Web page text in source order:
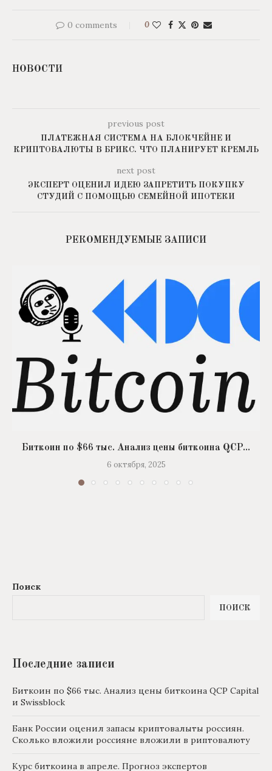
0 comments 0
НОВОСТИ
previous post
ПЛАТЕЖНАЯ СИСТЕМА НА БЛОКЧЕЙНЕ И
КРИПТОВАЛЮТЫ В БРИКС. ЧТО ПЛАНИРУЕТ КРЕМЛЬ
next post
ЭКСПЕРТ ОЦЕНИЛ ИДЕЮ ЗАПРЕТИТЬ ПОКУПКУ
СТУДИЙ С ПОМОЩЬЮ СЕМЕЙНОЙ ИПОТЕКИ
РЕКОМЕНДУЕМЫЕ ЗАПИСИ
Биткоин по $66 тыс. Анализ цены биткоина QCP...
6 октября, 2025
Поиск
ПОИСК
Последние записи
Биткоин по $66 тыс. Анализ цены биткоина QCP Capital
и Swissblock
Банк России оценил запасы криптовалыты россиян.
Сколько вложили россияне вложили в риптовалюту
Курс биткоина в апреле. Прогноз экспертов